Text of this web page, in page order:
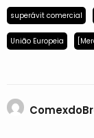
superávit comercial
União Europeia